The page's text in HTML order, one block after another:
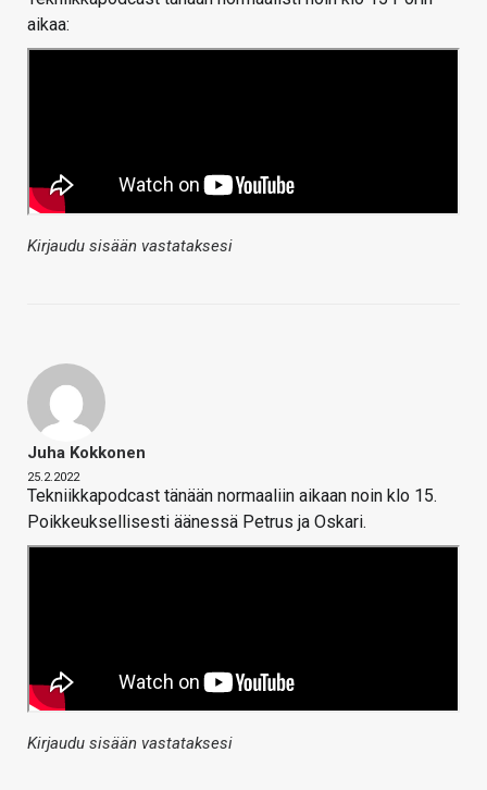
aikaa:
Kirjaudu sisään vastataksesi
Juha Kokkonen
25.2.2022
Tekniikkapodcast tänään normaaliin aikaan noin klo 15.
Poikkeuksellisesti äänessä Petrus ja Oskari.
Kirjaudu sisään vastataksesi